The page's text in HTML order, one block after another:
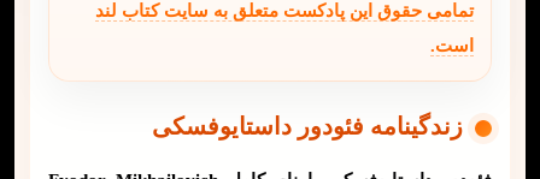
تمامی حقوق این پادکست متعلق به سایت کتاب لند
است.
زندگینامه فئودور داستایوفسکی